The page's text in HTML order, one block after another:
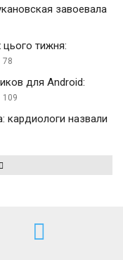
завоевала
цього тижня:
78
для Android:
109
кардиологи назвали